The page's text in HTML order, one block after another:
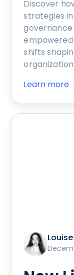
Discover
strategies
empowered
shifts
Learn more